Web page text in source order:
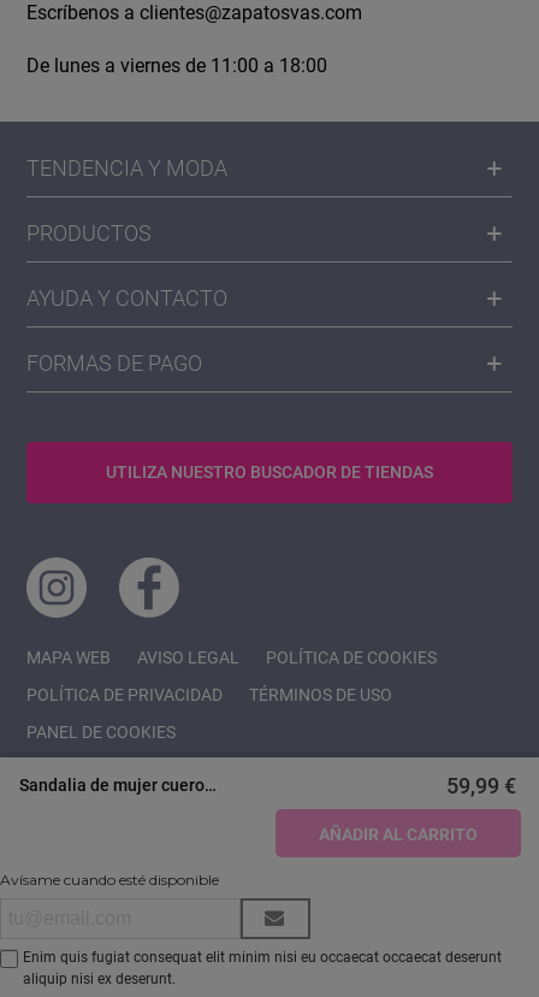
Sandalia de mujer cuero
59,99 €
AÑADIR AL CARRITO
Avísame cuando esté disponible
Enim quis fugiat consequat elit minim nisi eu occaecat occaecat deserunt
aliquip nisi ex deserunt.
Escríbenos aclientes@zapatosvas.com
De lunes a viernes de 11:00 a 18:00
TENDENCIA Y MODA
PRODUCTOS
AYUDA Y CONTACTO
FORMAS DE PAGO
UTILIZA NUESTRO BUSCADOR DE TIENDAS
MAPA WEB AVISO LEGAL
POLÍTICA DE COOKIES
POLÍTICA DE PRIVACIDAD
TÉRMINOS DE USO
PANEL DE COOKIES
Copyright 2022 AONVAS , S.L.